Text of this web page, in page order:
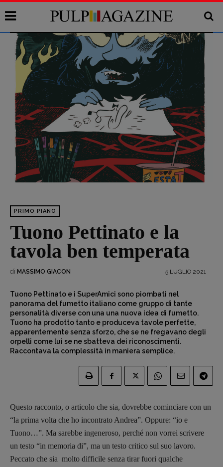
PRIMO PIANO
Tuono Pettinato e la
tavola ben temperata
di MASSIMO GIACON 5 LUGLIO 2021
Tuono Pettinato e i SuperAmici sono piombati nel
panorama del fumetto italiano come gruppo di tante
personalità diverse con una una nuova idea di fumetto.
Tuono ha prodotto tanto e produceva tavole perfette,
apparentemente senza sforzo, che se ne fregavano degli
orpelli come lui se ne sbatteva dei riconoscimenti.
Raccontava la complessità in maniera semplice.
Questo racconto, o articolo che sia, dovrebbe cominciare con un
“la prima volta che ho incontrato Andrea”. Oppure: “io e
Tuono…”. Ma sarebbe ingeneroso, perché non vorrei scrivere
un testo “in memoria di”, ma un testo critico sul suo lavoro.
Peccato che sia molto difficile senza tirar fuori qualche